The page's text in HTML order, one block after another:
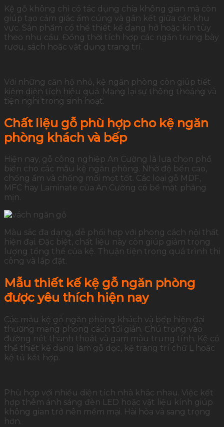
Kệ gỗ không chỉ có tác dụng chia không gian mà còn
giúp tạo cảm giác ấm cúng và gắn kết giữa các khu
vực. Sản phẩm có thể thiết kế dạng hở hoặc kín tùy
theo nhu cầu. Đồng thời tích hợp các ngăn trưng bày
rượu, sách hoặc vật dụng trang trí.
Với những căn hộ nhỏ, kệ ngăn phòng còn giúp tiết
kiệm diện tích hiệu quả. Mang lại sự thông thoáng và
tiện nghi trong sinh hoạt.
Chất liệu gỗ phù hợp cho kệ ngăn
phòng khách và bếp
Hiện nay, gỗ công nghiệp An Cường là lựa chọn phổ
biến cho các mẫu kệ ngăn phòng. Nhờ độ bền cao,
chống ẩm và chống mối mọt tốt. Các loại gỗ MDF,
MFC hay Laminate của An Cường có bề mặt phẳng
mịn.
Màu sắc đa dạng, dễ phối hợp với phong cách nội thất
hiện đại. Đặc biệt, chất liệu này còn giúp giảm trọng
lượng tổng thể của kệ. Thuận tiện trong quá trình thi
công và lắp đặt.
Mẫu thiết kế kệ gỗ ngăn phòng
được yêu thích hiện nay
Các mẫu kệ gỗ ngăn phòng khách và bếp hiện đại
thường mang phong cách tối giản. Chú trọng vào
đường nét thanh thoát và gam màu trung tính. Kệ có
thể thiết kế dạng lam gỗ dọc, kệ trang trí chữ L hoặc
kệ tủ kết hợp.
Phù hợp với nhiều diện tích nhà khác nhau. Việc kết
hợp thêm ánh sáng đèn LED hoặc vật liệu kính giúp
không gian trở nên mềm mại. Hài hòa và sang trọng
hơn.